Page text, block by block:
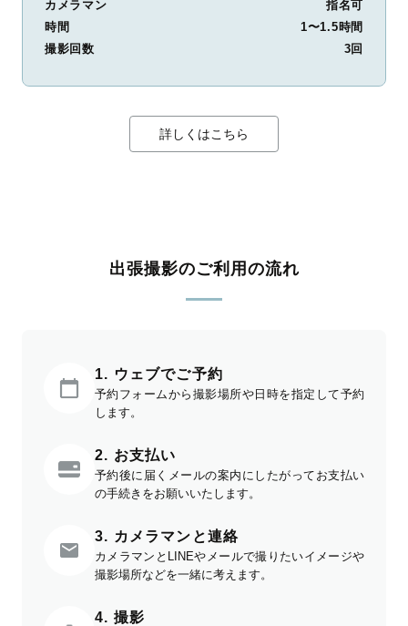
カメラマン
指名可
時間
1〜1.5時間
撮影回数
3回
詳しくはこちら
出張撮影のご利用の流れ
1. ウェブでご予約
予約フォームから撮影場所や日時を指定して予約
します。
2. お支払い
予約後に届くメールの案内にしたがってお支払い
の手続きをお願いいたします。
3. カメラマンと連絡
カメラマンとLINEやメールで撮りたいイメージや
撮影場所などを一緒に考えます。
4. 撮影